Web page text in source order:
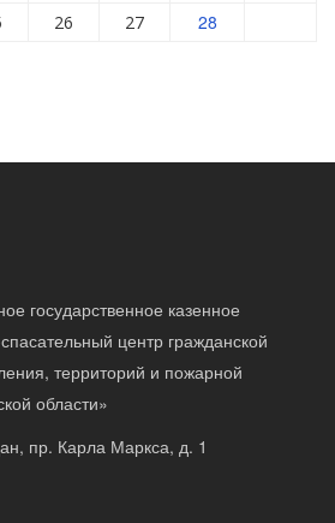
26 27 28
государственное казенное
центр гражданской
территорий и пожарной
области»
пр. Карла Маркса, д. 1